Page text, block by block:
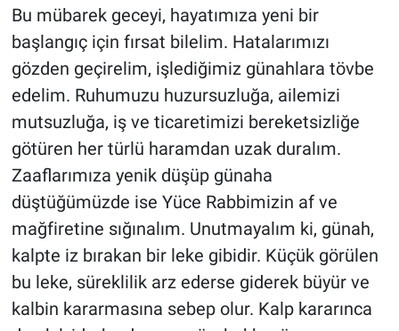
Bu mübarek geceyi, hayatımıza yeni bir
başlangıç için fırsat bilelim. Hatalarımızı
gözden geçirelim, işlediğimiz günahlara tövbe
edelim. Ruhumuzu huzursuzluğa, ailemizi
mutsuzluğa, iş ve ticaretimizi bereketsizliğe
götüren her türlü haramdan uzak duralım.
Zaaflarımıza yenik düşüp günaha
düştüğümüzde ise Yüce Rabbimizin af ve
mağfiretine sığınalım. Unutmayalım ki, günah,
kalpte iz bırakan bir leke gibidir. Küçük görülen
bu leke, süreklilik arz ederse giderek büyür ve
kalbin kararmasına sebep olur. Kalp kararınca